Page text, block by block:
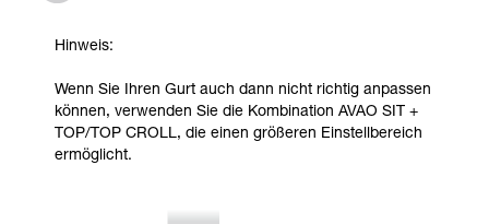
Hinweis:
Wenn Sie Ihren Gurt auch dann nicht richtig anpassen
können, verwenden Sie die Kombination AVAO SIT +
TOP/TOP CROLL, die einen größeren Einstellbereich
ermöglicht.